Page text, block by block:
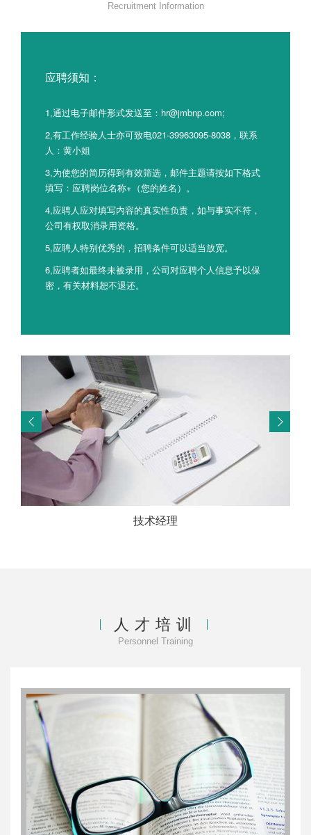
Recruitment Information
应聘须知：
1,通过电子邮件形式发送至：hr@jmbnp.com;
2,有工作经验人士亦可致电021-39963095-8038，联系
人：黄小姐
3,为使您的简历得到有效筛选，邮件主题请按如下格式
填写：应聘岗位名称+（您的姓名）。
4,应聘人应对填写内容的真实性负责，如与事实不符，
公司有权取消录用资格。
5,应聘人特别优秀的，招聘条件可以适当放宽。
6,应聘者如最终未被录用，公司对应聘个人信息予以保
密，有关材料恕不退还。
技术经理
售后服务工程师
人才培训
Personnel Training